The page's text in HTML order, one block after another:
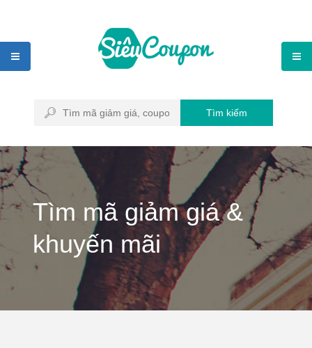
Tìm kiếm
Tìm mã giảm giá &
khuyến mãi